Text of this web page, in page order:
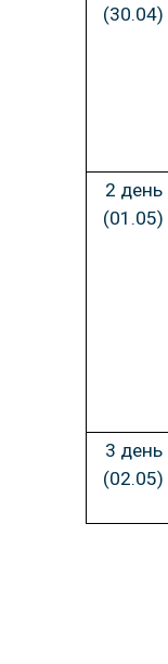
(30.04)
2 день
(01.05)
3 день
(02.05)